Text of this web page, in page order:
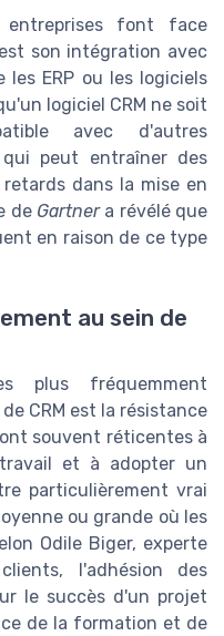
font face
son intégration avec
ERP ou les logiciels
logiciel CRM ne soit
avec d'autres
peut entraîner des
dans la mise en
de Gartnera révélé que
en raison de ce type
au sein de
plus fréquemment
CRM est la résistance
souvent réticentes à
et à adopter un
particulièrement vrai
ou grande où les
Odile Biger, experte
l'adhésion des
le succès d'un projet
de la formation et de